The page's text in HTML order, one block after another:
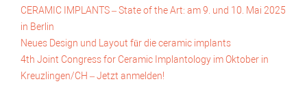
CERAMIC IMPLANTS – State of the Art: am 9. und 10. Mai 2025
in Berlin
Neues Design und Layout für die ceramic implants
4th Joint Congress for Ceramic Implantology im Oktober in
Kreuzlingen/CH – Jetzt anmelden!